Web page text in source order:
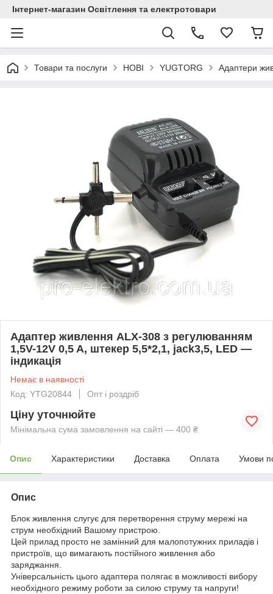
Інтернет-магазин Освітлення та електротовари
Товари та послуги НОВІ YUGTORG Адаптери
Адаптер живлення ALX-308 з регулюванням
1,5V-12V 0,5 A, штекер 5,5*2,1, jack3,5, LED —
індикація
Немає в наявності
Код: YTG20844
Опт і роздріб
Ціну уточнюйте
Мінімальна сума замовлення на сайті — 400 ₴
Опис Характеристики Доставка Оплата Умови
Опис
Блок живлення слугує для перетворення струму мережі на
струм необхідний Вашому пристрою.
Цей прилад просто не замінний для малопотужних приладів і
пристроїв, що вимагають постійного живлення або
заряджання.
Універсальність цього адаптера полягає в можливості вибору
необхідного режиму роботи за силою струму та напруги!